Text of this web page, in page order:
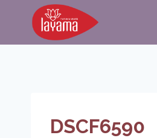
DSCF6590